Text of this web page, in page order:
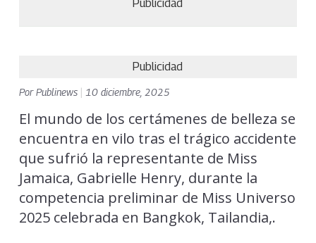
Publicidad
Publicidad
PorPublinews 10 diciembre, 2025
El mundo de los certámenes de belleza se
encuentra en vilo tras el trágico accidente
que sufrió la representante de Miss
Jamaica, Gabrielle Henry, durante la
competencia preliminar de Miss Universo
2025 celebrada en Bangkok, Tailandia,.